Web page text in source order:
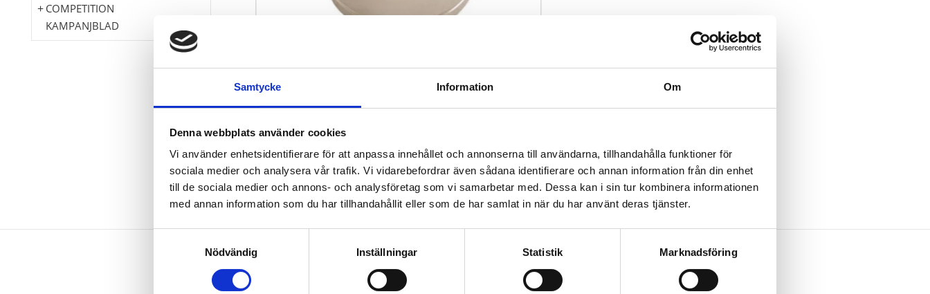
Samtycke Information Om
Denna webbplats använder cookies
Vi använder enhetsidentifierare för att anpassa innehållet och annonserna till användarna, tillhandahålla funktioner för
sociala medier och analysera vår trafik. Vi vidarebefordrar även sådana identifierare och annan information från din enhet
till de sociala medier och annons- och analysföretag som vi samarbetar med. Dessa kan i sin tur kombinera informationen
med annan information som du har tillhandahållit eller som de har samlat in när du har använt deras tjänster.
Nödvändig
Inställningar Statistik Marknadsföring
För borttagning och montering av dieselbränslefilter.
Användningsområden: 2.0 och 2.2 HD-motorer monterade på Citroën. Ford. Mitsubishi. Peugeot och Volvo.
Storlek: 27 mm x 1/2" D. Förhindrar luftläckage.
COMPETITION
KAMPANJBLAD